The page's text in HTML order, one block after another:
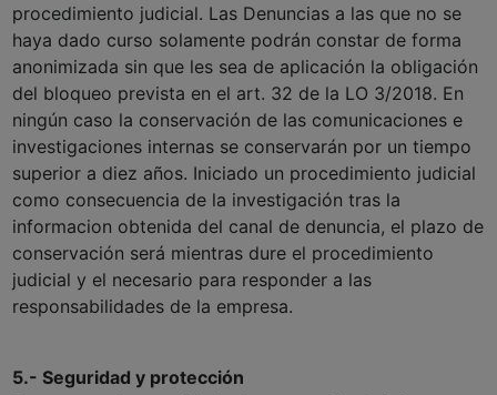
procedimiento judicial. Las Denuncias a las que no se
haya dado curso solamente podrán constar de forma
anonimizada sin que les sea de aplicación la obligación
del bloqueo prevista en el art. 32 de la LO 3/2018. En
ningún caso la conservación de las comunicaciones e
investigaciones internas se conservarán por un tiempo
superior a diez años. Iniciado un procedimiento judicial
como consecuencia de la investigación tras la
informacion obtenida del canal de denuncia, el plazo de
conservación será mientras dure el procedimiento
judicial y el necesario para responder a las
responsabilidades de la empresa.
5.- Seguridad y protección